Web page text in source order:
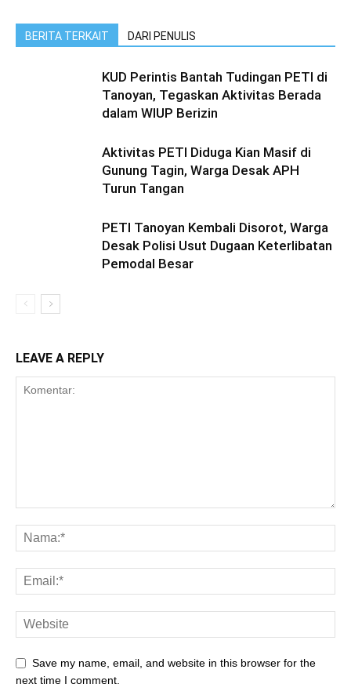
BERITA TERKAIT DARI PENULIS
KUD Perintis Bantah Tudingan PETI di
Tanoyan, Tegaskan Aktivitas Berada
dalam WIUP Berizin
Aktivitas PETI Diduga Kian Masif di
Gunung Tagin, Warga Desak APH
Turun Tangan
PETI Tanoyan Kembali Disorot, Warga
Desak Polisi Usut Dugaan Keterlibatan
Pemodal Besar
LEAVE A REPLY
Save my name, email, and website in this browser for the
next time I comment.